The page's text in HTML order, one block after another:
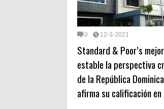
0 12-3-2021
Standard & Poor’s
estable la perspectiva
de la República
afirma su calificación